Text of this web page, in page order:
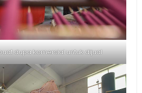
dupa komersial untuk dijual